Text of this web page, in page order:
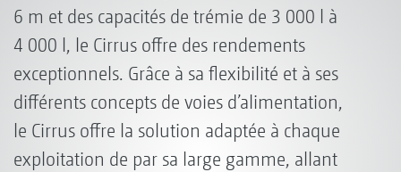
6 m et des capacités de trémie de 3 000 l à
4 000 l, le Cirrus offre des rendements
exceptionnels. Grâce à sa flexibilité et à ses
différents concepts de voies d’alimentation,
le Cirrus offre la solution adaptée à chaque
exploitation de par sa large gamme, allant